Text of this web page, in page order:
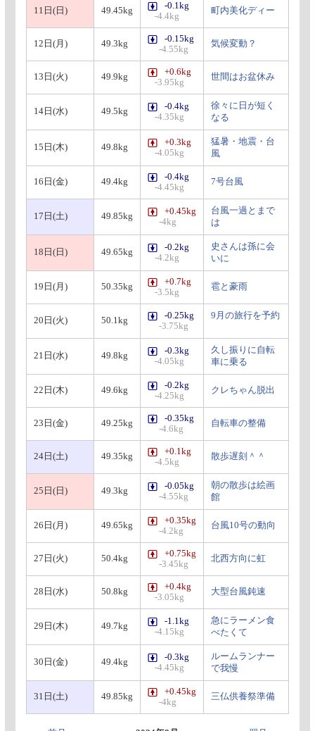
11日(日) 49.45kg
-0.1kg
-4.4kg
町内美化ディー
12日(月) 49.3kg
-0.15kg
-4.55kg
気候変動？
13日(火) 49.9kg
+0.6kg
-3.95kg
世間はお盆休み
14日(水) 49.5kg
-0.4kg
-4.35kg
徐々に日が短く
なる
15日(木) 49.8kg
+0.3kg
-4.05kg
猛暑・地震・台
風
16日(金) 49.4kg
-0.4kg
-4.45kg
7号台風
17日(土) 49.85kg
+0.45kg
-4kg
台風一過とまで
は
18日(日) 49.65kg
-0.2kg
-4.2kg
史さんは孫に会
いに
19日(月) 50.35kg
+0.7kg
-3.5kg
雹と豪雨
20日(火) 50.1kg
-0.25kg
-3.75kg
9月の旅行を予約
21日(水) 49.8kg
-0.3kg
-4.05kg
久し振りに自転
車に乗る
22日(木) 49.6kg
-0.2kg
-4.25kg
クレちゃん脱出
23日(金) 49.25kg
-0.35kg
-4.6kg
自転車の整備
24日(土) 49.35kg
+0.1kg
-4.5kg
散歩遅刻＾＾
25日(日) 49.3kg
-0.05kg
-4.55kg
朝の散歩は絵画
館
26日(月) 49.65kg
+0.35kg
-4.2kg
台風10号の動向
27日(火) 50.4kg
+0.75kg
-3.45kg
北西方向に虹
28日(水) 50.8kg
+0.4kg
-3.05kg
大型台風鈍速
29日(木) 49.7kg
-1.1kg
-4.15kg
急にラーメン食
べたくて
30日(金) 49.4kg
-0.3kg
-4.45kg
ルームランナー
で我慢
31日(土) 49.85kg
+0.45kg
-4kg
三仏供養祭準備